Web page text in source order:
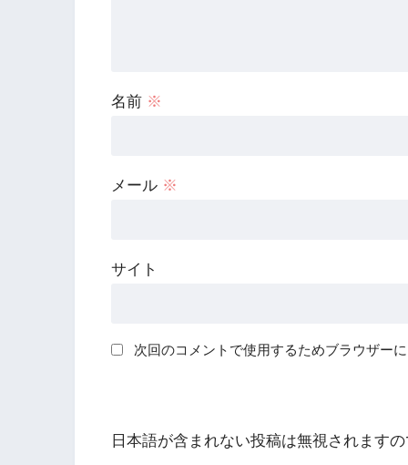
名前 ※
メール ※
サイト
次回のコメントで使用するためブラウザー
日本語が含まれない投稿は無視されます